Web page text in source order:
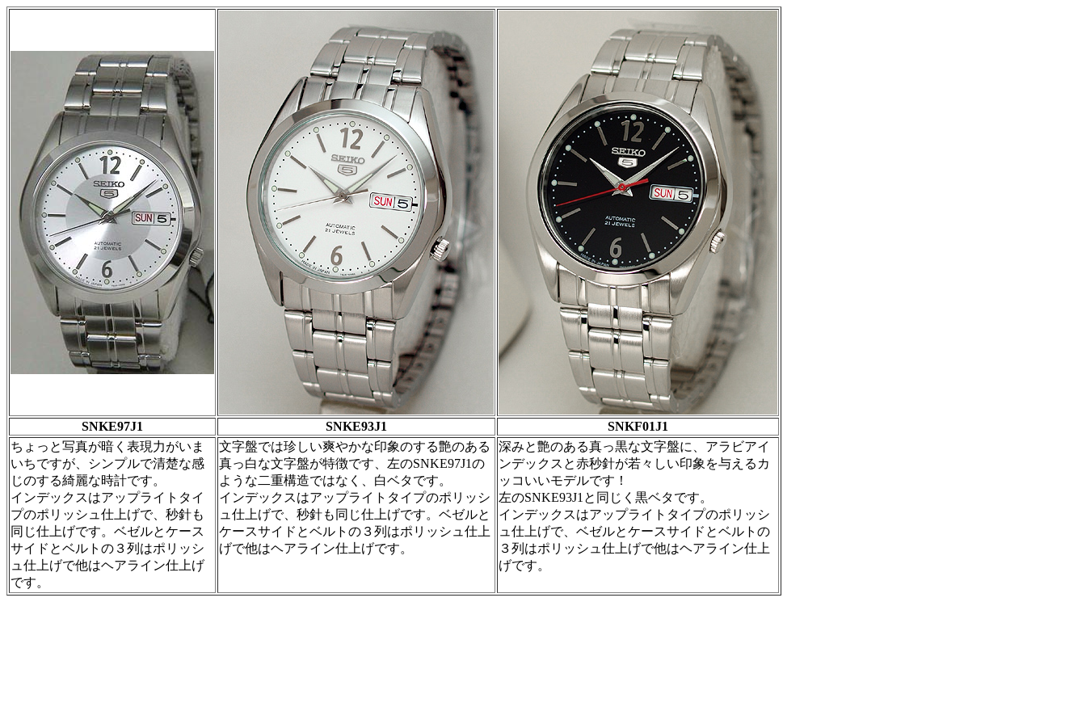
SNKE97J1 SNKE93J1
SNKF01J1
ちょっと写真が暗く表現力がいま
いちですが、シンプルで清楚な感
じのする綺麗な時計です。
インデックスはアップライトタイ
プのポリッシュ仕上げで、秒針も
同じ仕上げです。ベゼルとケース
サイドとベルトの３列はポリッシ
ュ仕上げで他はヘアライン仕上げ
です。
文字盤では珍しい爽やかな印象のする艶のある
真っ白な文字盤が特徴です、左のSNKE97J1の
ような二重構造ではなく、白ベタです。
インデックスはアップライトタイプのポリッシ
ュ仕上げで、秒針も同じ仕上げです。ベゼルと
ケースサイドとベルトの３列はポリッシュ仕上
げで他はヘアライン仕上げです。
深みと艶のある真っ黒な文字盤に、アラビアイ
ンデックスと赤秒針が若々しい印象を与えるカ
ッコいいモデルです！
左のSNKE93J1と同じく黒ベタです。
インデックスはアップライトタイプのポリッシ
ュ仕上げで、ベゼルとケースサイドとベルトの
３列はポリッシュ仕上げで他はヘアライン仕上
げです。